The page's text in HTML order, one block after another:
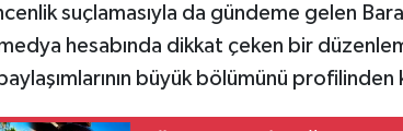
suçlamasıyla da gündeme gelen
hesabında dikkat çeken bir
büyük bölümünü profilinden